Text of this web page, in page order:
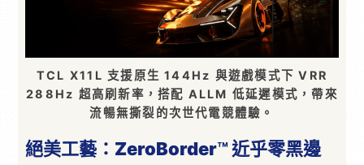
TCL X11L 支援原生 144Hz 與遊戲模式下 VRR
288Hz 超高刷新率，搭配 ALLM 低延遲模式，帶來
流暢無撕裂的次世代電競體驗。
絕美工藝： ZeroBorder™近乎零黑邊